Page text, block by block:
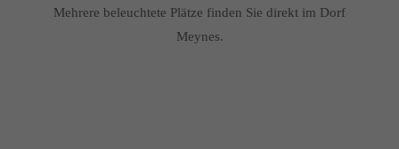
Mehrere beleuchtete Plätze finden Sie direkt im Dorf
Meynes.